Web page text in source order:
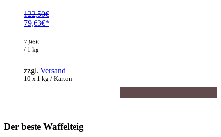
122,50€
Ursprünglicher
war:
122,50€
79,63€
Preis
ist:
10 x 1 kg / Karton
7,96€
/ 1 kg
zzgl. Versand
Der beste Waffelteig